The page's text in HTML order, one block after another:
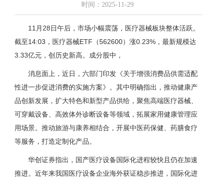
时间： 2025-11-29
11月28日午后，市场小幅震荡，医疗器械板块整体活跃。
截至14:03，医疗器械ETF（562600）涨0.23%，最新规模达
3.33亿元，创历史新高。成分股中，
消息面上，近日，六部门印发《关于增强消费品供需适配
性进一步促进消费的实施方案》。其中明确指出，推动健康产
品创新发展，扩大特色和新型产品供给，聚焦高端医疗器械、
可穿戴设备、高效体外诊断设备等领域，拓展家用健康管理应
用场景。推动旅游与康养相结合，开展中医药保健、药膳食疗
等服务，打造定制化产品。
华创证券指出，国产医疗设备国际化进程较快且仍在加速
推进。近年来我国医疗设备企业海外获证稳步推进，国际化进